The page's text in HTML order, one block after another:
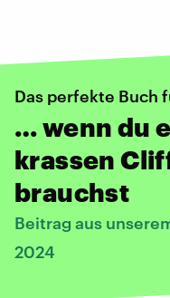
Das perfekte Buch
… wenn du
krassen
brauchst
Beitrag aus
2024